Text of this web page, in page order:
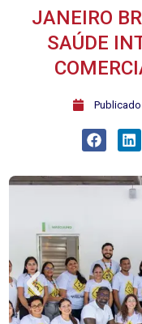
JANEIRO
SAÚDE
ﾠ